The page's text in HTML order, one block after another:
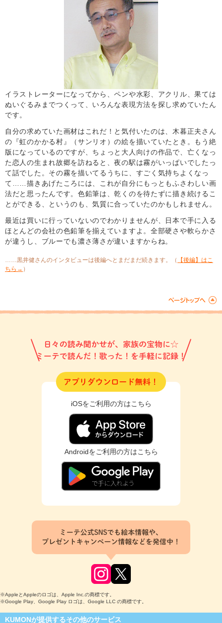
イラストレーターになってから、ペンや水彩、アクリル、果ては
ぬいぐるみまでつくって、いろんな表現方法を探し求めていたん
です。
自分の求めていた画材はこれだ！と気付いたのは、木暮正夫さん
の『虹のかかる村』（サンリオ）の絵を描いていたとき。もう絶
版になっているのですが、ちょっと大人向けの作品で、亡くなっ
た恋人の生まれ故郷を訪ねると、夜の駅は霧がいっぱいでしたっ
て話でした。その霧を描いてるうちに、すごく気持ちよくなっ
て……描きあげたころには、これが自分にもっともふさわしい画
法だと思ったんです。色鉛筆は、乾くのを待たずに描き続けるこ
とができる、というのも、気質に合っていたのかもしれません。
最近は買いに行っていないのでわかりませんが、日本で手に入る
ほとんどの会社の色鉛筆を揃えていますよ。全部硬さや軟らかさ
が違うし、ブルーでも濃さ薄さが違いますからね。
……黒井健さんのインタビューは後編へとまだまだ続きます。（
【後編】はこ
ちら→ ）
日々の読み聞かせが、家族の宝物に☆
ミーテで読んだ！歌った！を手軽に記録！
アプリダウンロード無料！
iOSをご利用の方はこちら
Androidをご利用の方はこちら
ミーテ公式SNSでも絵本情報や、
プレゼントキャンペーン情報などを発信中！
※AppleとAppleのロゴは、Apple Inc.の商標です。
※Google Play、Google Play ロゴは、Google LLC の商標です。
KUMONが提供するその他のサービス